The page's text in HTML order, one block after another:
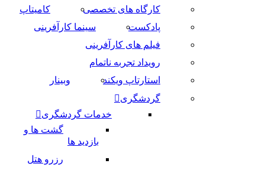
کارگاه های تخصصی
کامیتاپ
پادکست
سینما کارآفرینی
فیلم های کارآفرینی
رویداد تجربه ناتمام
استارتاپ ویکند
وبینار
گردشگری
خدمات گردشگری
گشت ها و
بازدید ها
رزرو هتل